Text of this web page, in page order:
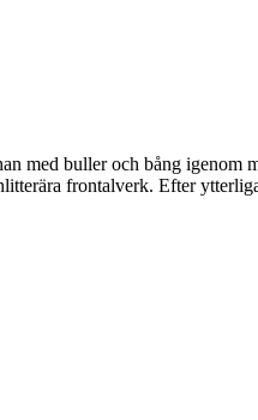
med buller och bång igenom
frontalverk. Efter